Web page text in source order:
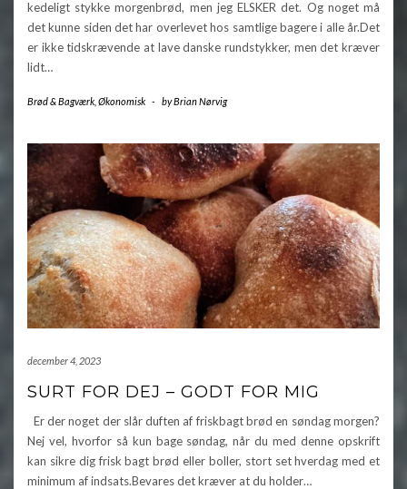
kedeligt stykke morgenbrød, men jeg ELSKER det. Og noget må
det kunne siden det har overlevet hos samtlige bagere i alle år.Det
er ikke tidskrævende at lave danske rundstykker, men det kræver
lidt…
Brød & Bagværk Økonomisk - byBrian Nørvig
december 4, 2023
SURT FOR DEJ – GODT FOR MIG
Er der noget der slår duften af friskbagt brød en søndag morgen?
Nej vel, hvorfor så kun bage søndag, når du med denne opskrift
kan sikre dig frisk bagt brød eller boller, stort set hverdag med et
minimum af indsats.Bevares det kræver at du holder…